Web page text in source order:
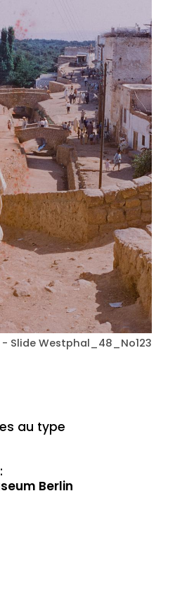
Slide Westphal_48_No123
au type
Berlin